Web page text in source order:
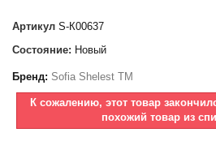
Артикул S-К00637
Состояние: Новый
Бренд: Sofia Shelest TM
К сожалению, этот товар
похожий товар из